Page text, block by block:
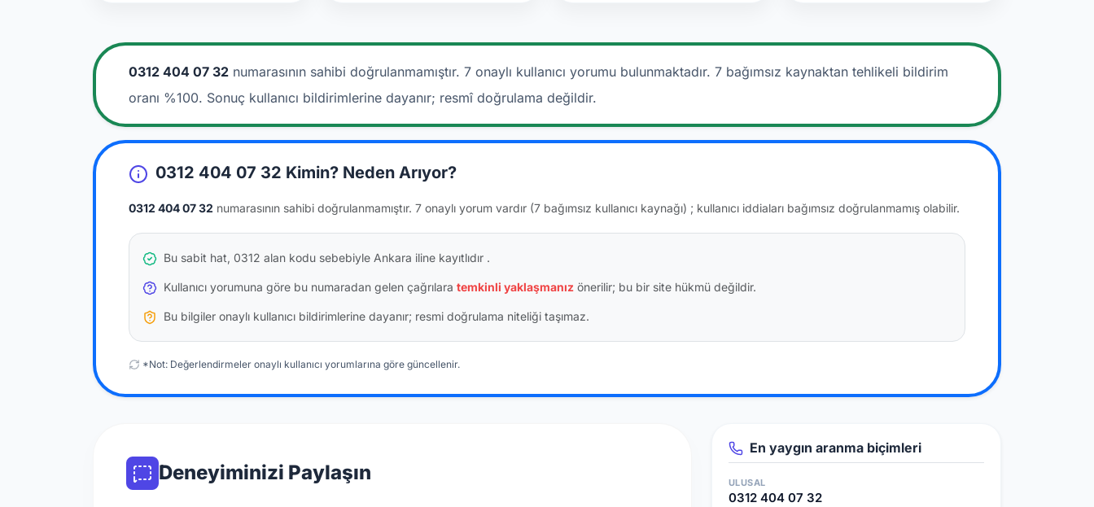
0312 404 07 32 numarasının sahibi doğrulanmamıştır. 7 onaylı kullanıcı yorumu bulunmaktadır. 7 bağımsız kaynaktan tehlikeli bildirim
oranı %100. Sonuç kullanıcı bildirimlerine dayanır; resmî doğrulama değildir.
0312 404 07 32 Kimin? Neden Arıyor?
0312 404 07 32 numarasının sahibi doğrulanmamıştır. 7 onaylı yorum vardır (7 bağımsız kullanıcı kaynağı) ; kullanıcı iddiaları bağımsız doğrulanmamış olabilir.
Bu sabit hat, 0312 alan kodu sebebiyle Ankara iline kayıtlıdır .
Kullanıcı yorumuna göre bu numaradan gelen çağrılara temkinli yaklaşmanız önerilir; bu bir site hükmü değildir.
Bu bilgiler onaylı kullanıcı bildirimlerine dayanır; resmi doğrulama niteliği taşımaz.
*Not: Değerlendirmeler onaylı kullanıcı yorumlarına göre güncellenir.
Deneyiminizi Paylaşın
En yaygın aranma biçimleri
ULUSAL
0312 404 07 32